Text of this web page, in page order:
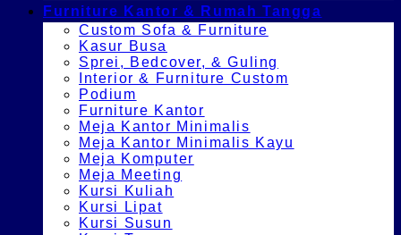
Furniture Kantor & Rumah Tangga
Custom Sofa & Furniture
Kasur Busa
Sprei, Bedcover, & Guling
Interior & Furniture Custom
Podium
Furniture Kantor
Meja Kantor Minimalis
Meja Kantor Minimalis Kayu
Meja Komputer
Meja Meeting
Kursi Kuliah
Kursi Lipat
Kursi Susun